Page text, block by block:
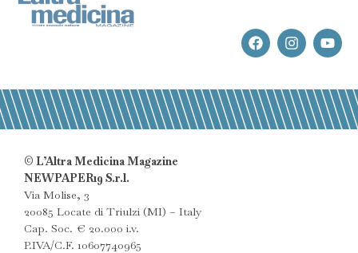
© L’Altra Medicina Magazine
NEWPAPER19 S.r.l.
Via Molise, 3
20085 Locate di Triulzi (MI) – Italy
Cap. Soc. € 20.000 i.v.
P.IVA/C.F. 10607740965